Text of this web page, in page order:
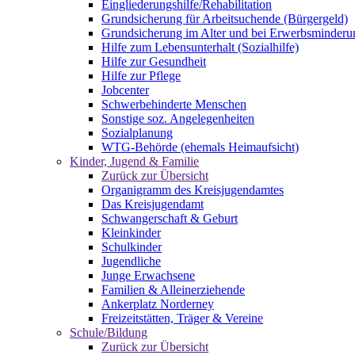
Eingliederungshilfe/Rehabilitation
Grundsicherung für Arbeitsuchende (Bürgergeld)
Grundsicherung im Alter und bei
Hilfe zum Lebensunterhalt (Sozialhilfe)
Hilfe zur Gesundheit
Hilfe zur Pflege
Jobcenter
Schwerbehinderte Menschen
Sonstige soz. Angelegenheiten
Sozialplanung
WTG-Behörde (ehemals Heimaufsicht)
Kinder, Jugend & Familie
Zurück zur Übersicht
Organigramm des Kreisjugendamtes
Das Kreisjugendamt
Schwangerschaft & Geburt
Kleinkinder
Schulkinder
Jugendliche
Junge Erwachsene
Familien & Alleinerziehende
Ankerplatz Norderney
Freizeitstätten, Träger & Vereine
Schule/Bildung
Zurück zur Übersicht